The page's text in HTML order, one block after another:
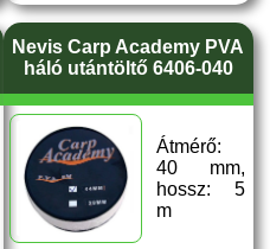
Nevis Carp Academy PVA
háló utántöltő 6406-040
Átmérő:
40 mm,
hossz: 5
m